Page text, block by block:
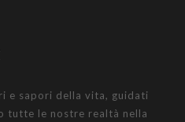
e sapori della vita, guidati
tutte le nostre realtà nella